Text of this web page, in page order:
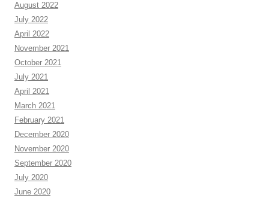
August 2022
July 2022
April 2022
November 2021
October 2021
July 2021
April 2021
March 2021
February 2021
December 2020
November 2020
September 2020
July 2020
June 2020